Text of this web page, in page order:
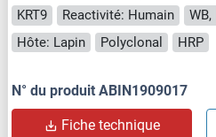
KRT9 Reactivité: Humain
WB,
Hôte: Lapin
Polyclonal HRP
N° du produit ABIN1909017
Fiche technique